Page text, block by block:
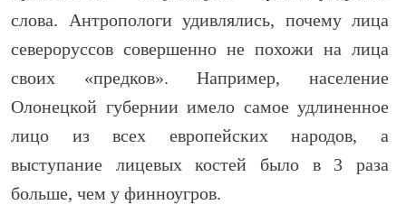
слова. Антропологи удивлялись, почему лица
североруссов совершенно не похожи на лица
своих «предков». Например, население
Олонецкой губернии имело самое удлиненное
лицо из всех европейских народов, а
выступание лицевых костей было в 3 раза
больше, чем у финноугров.